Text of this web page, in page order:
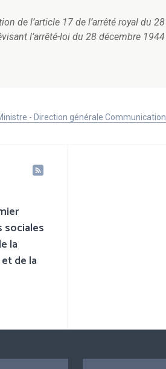
de l’article 17 de l’arrêté royal du
l’arrêté-loi du 28 décembre
- Direction générale
la
de la